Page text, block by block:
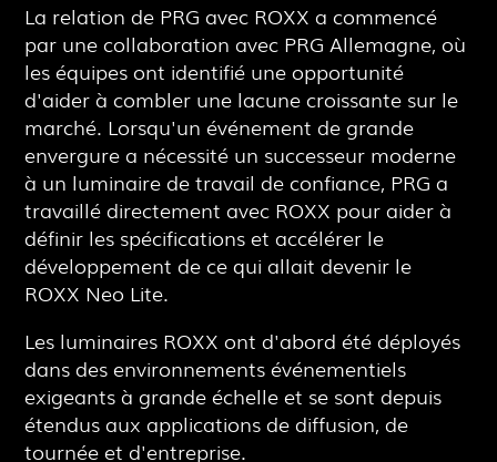
La relation de PRG avec ROXX a commencé
par une collaboration avec PRG Allemagne, où
les équipes ont identifié une opportunité
d'aider à combler une lacune croissante sur le
marché. Lorsqu'un événement de grande
envergure a nécessité un successeur moderne
à un luminaire de travail de confiance, PRG a
travaillé directement avec ROXX pour aider à
définir les spécifications et accélérer le
développement de ce qui allait devenir le
ROXX Neo Lite.
Les luminaires ROXX ont d'abord été déployés
dans des environnements événementiels
exigeants à grande échelle et se sont depuis
étendus aux applications de diffusion, de
tournée et d'entreprise.